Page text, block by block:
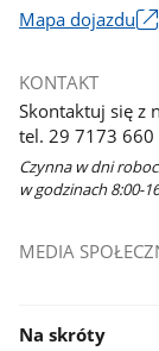
Mapa dojazduLink
KONTAKT
Skontaktuj się z
tel. 29 7173 660
Czynna w dni
w godzinach 8:00-
MEDIA
Na skróty